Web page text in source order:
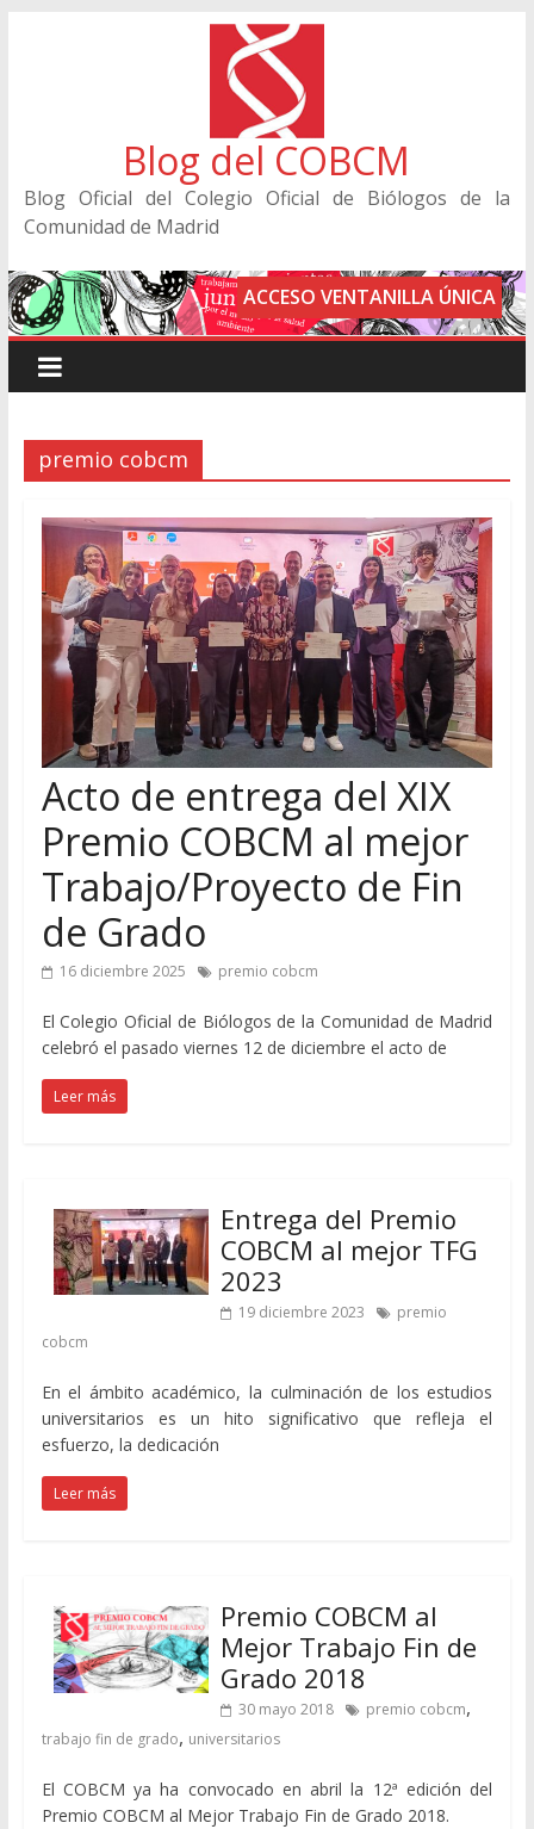
Blog del COBCM
Blog Oficial del Colegio Oficial de Biólogos de la
Comunidad de Madrid
ACCESO VENTANILLA ÚNICA
premio cobcm
Acto de entrega del XIX
Premio COBCM al mejor
Trabajo/Proyecto de Fin
de Grado
16 diciembre 2025 premio cobcm
El Colegio Oficial de Biólogos de la Comunidad de Madrid
celebró el pasado viernes 12 de diciembre el acto de
Leer más
Entrega del Premio
COBCM al mejor TFG
2023
19 diciembre 2023
premio
cobcm
En el ámbito académico, la culminación de los estudios
universitarios es un hito significativo que refleja el
esfuerzo, la dedicación
Leer más
Premio COBCM al
Mejor Trabajo Fin de
Grado 2018
30 mayo 2018 premio cobcm,
trabajo fin de grado, universitarios
El COBCM ya ha convocado en abril la 12ª edición del
Premio COBCM al Mejor Trabajo Fin de Grado 2018.